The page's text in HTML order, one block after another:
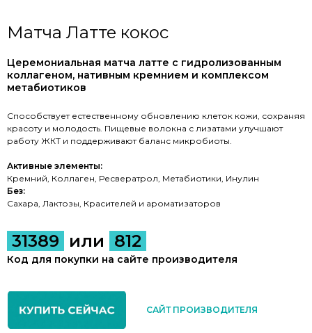
Матча Латте кокос
Церемониальная матча латте с гидролизованным
коллагеном, нативным кремнием и комплексом
метабиотиков
Способствует естественному обновлению клеток кожи, сохраняя
красоту и молодость. Пищевые волокна с лизатами улучшают
работу ЖКТ и поддерживают баланс микробиоты.
Активные элементы:
Кремний, Коллаген, Ресвератрол, Метабиотики, Инулин
Без:
Сахара, Лактозы, Красителей и ароматизаторов
31389 или 812
Код для покупки на сайте производителя
САЙТ ПРОИЗВОДИТЕЛЯ